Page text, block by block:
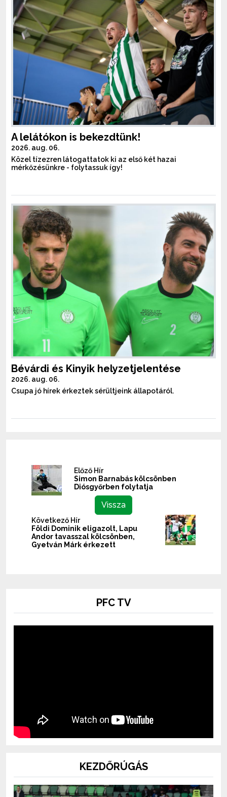
A lelátókon is bekezdtünk!
2026. aug. 06.
Közel tízezren látogattatok ki az első két hazai
mérkőzésünkre - folytassuk így!
Bévárdi és Kinyik helyzetjelentése
2026. aug. 06.
Csupa jó hírek érkeztek sérültjeink állapotáról.
Előző Hír
Simon Barnabás kölcsönben
Diósgyőrben folytatja
Vissza
Következő Hír
Földi Dominik eligazolt, Lapu
Andor tavasszal kölcsönben,
Gyetván Márk érkezett
PFC TV
KEZDŐRÚGÁS